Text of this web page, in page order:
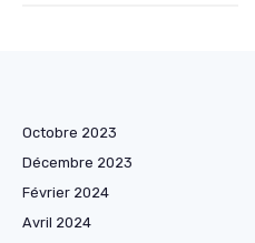
Octobre 2023
Décembre 2023
Février 2024
Avril 2024